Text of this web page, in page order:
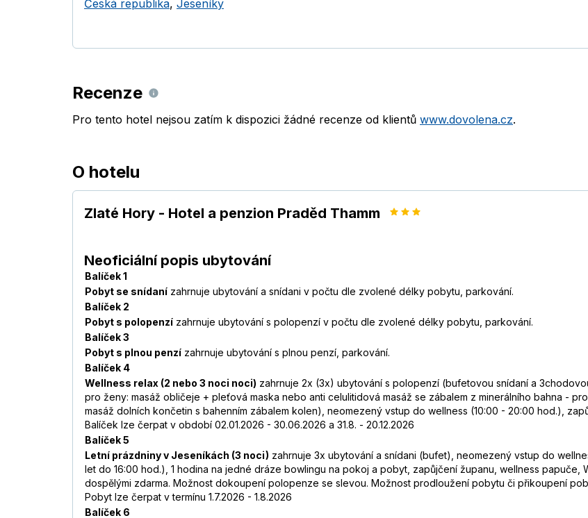
Česká republika, Jeseníky
Recenze
Pro tento hotel nejsou zatím k dispozici žádné recenze od klientů www.dovolena.cz.
O hotelu
Zlaté Hory - Hotel a penzion Praděd Thamm
Neoficiální popis ubytování
Balíček 1
Pobyt se snídaní zahrnuje ubytování a snídani v počtu dle zvolené délky pobytu, parkování.
Balíček 2
Pobyt s polopenzí zahrnuje ubytování s polopenzí v počtu dle zvolené délky pobytu, parkování.
Balíček 3
Pobyt s plnou penzí zahrnuje ubytování s plnou penzí, parkování.
Balíček 4
Wellness relax (2 nebo 3 noci noci) zahrnuje 2x (3x) ubytování s polopenzí (bufetovou snídaní a
pro ženy: masáž obličeje + pleťová maska nebo anti celulitidová masáž se zábalem z minerálního bahna -
masáž dolních končetin s bahenním zábalem kolen), neomezený vstup do wellness (10:00 - 20:00 hod.),
Balíček lze čerpat v období 02.01.2026 - 30.06.2026 a 31.8. - 20.12.2026
Balíček 5
Letní prázdniny v Jeseníkách (3 noci) zahrnuje 3x ubytování a snídani (bufet), neomezený vstup do
let do 16:00 hod.), 1 hodina na jedné dráze bowlingu na pokoj a pobyt, zapůjčení županu, wellness papuče,
dospělými zdarma. Možnost dokoupení polopenze se slevou. Možnost prodloužení pobytu či přikoupení
Pobyt lze čerpat v termínu 1.7.2026 - 1.8.2026
Balíček 6